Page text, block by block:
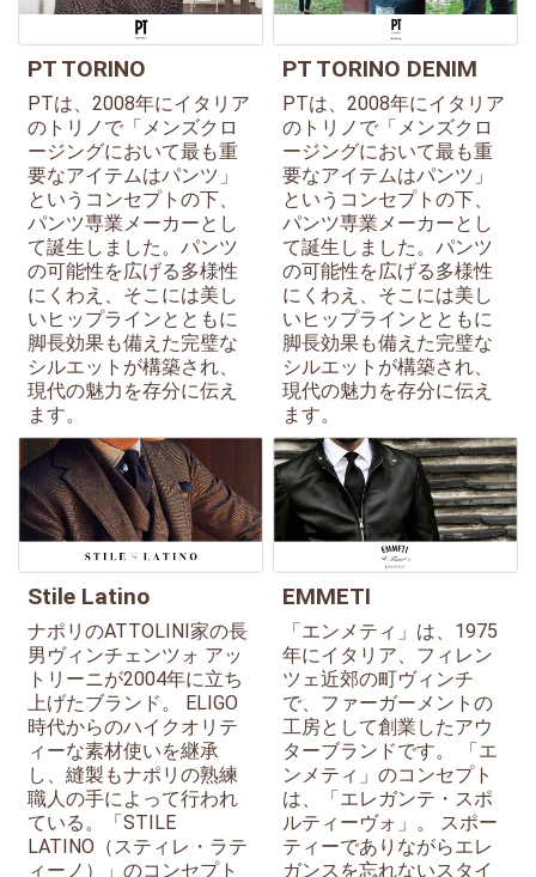
PT TORINO
PTは、2008年にイタリア
のトリノで「メンズクロ
ージングにおいて最も重
要なアイテムはパンツ」
というコンセプトの下、
パンツ専業メーカーとし
て誕生しました。パンツ
の可能性を広げる多様性
にくわえ、そこには美し
いヒップラインとともに
脚長効果も備えた完璧な
シルエットが構築され、
現代の魅力を存分に伝え
ます。
PT TORINO DENIM
PTは、2008年にイタリア
のトリノで「メンズクロ
ージングにおいて最も重
要なアイテムはパンツ」
というコンセプトの下、
パンツ専業メーカーとし
て誕生しました。パンツ
の可能性を広げる多様性
にくわえ、そこには美し
いヒップラインとともに
脚長効果も備えた完璧な
シルエットが構築され、
現代の魅力を存分に伝え
ます。
Stile Latino
ナポリのATTOLINI家の長
男ヴィンチェンツォ アッ
トリーニが2004年に立ち
上げたブランド。 ELIGO
時代からのハイクオリテ
ィーな素材使いを継承
し、縫製もナポリの熟練
職人の手によって行われ
ている。「STILE
LATINO（スティレ・ラテ
ィーノ）」のコンセプト
EMMETI
「エンメティ」は、1975
年にイタリア、フィレン
ツェ近郊の町ヴィンチ
で、ファーガーメントの
工房として創業したアウ
ターブランドです。 「エ
ンメティ」のコンセプト
は、「エレガンテ・スポ
ルティーヴォ」。 スポー
ティーでありながらエレ
ガンスを忘れないスタイ